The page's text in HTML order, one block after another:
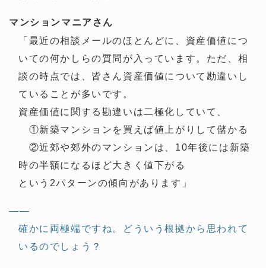
マンションマニアさん
「最近の相談メールのほとんどに、資産価値につ
いての何かしらの質問が入っています。ただ、相
談の時点では、皆さん資産価値について勘違いし
ていることが多いです。
資産価値に関する勘違いは二極化していて、
①新築マンションを買えば値上がりして儲かる
②近郊や郊外のマンションは、10年後には新築
時の半額になるほど大きく値下がる
という2パターンの傾向があります」
——
確かに両極端ですね。どういう根拠から思われて
いるのでしょう？